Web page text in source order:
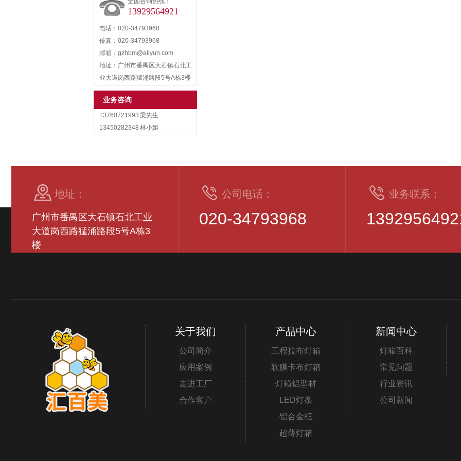
13929564921
电话：020-34793968
传真：020-34793968
邮箱：gzhbm@aliyun.com
地址：广州市番禺区大石镇石北工
业大道岗西路猛涌路段5号A栋3楼
业务咨询
13760721993 梁先生
13450282348 林小姐
地址：
广州市番禺区大石镇石北工业
大道岗西路猛涌路段5号A栋3
楼
公司电话：
020-34793968
业务联系：
关于我们
公司简介
应用案例
走进工厂
合作客户
产品中心
工程拉布灯箱
软膜卡布灯箱
灯箱铝型材
LED灯条
铝合金框
超薄灯箱
新闻中心
灯箱百科
常见问题
行业资讯
公司新闻